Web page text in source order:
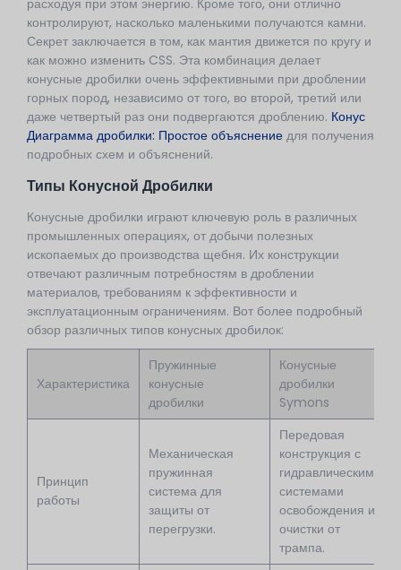
расходуя при этом энергию. Кроме того, они отлично
контролируют, насколько маленькими получаются камни.
Секрет заключается в том, как мантия движется по кругу и
как можно изменить CSS. Эта комбинация делает
конусные дробилки очень эффективными при дроблении
горных пород, независимо от того, во второй, третий или
даже четвертый раз они подвергаются дроблению. Конус
Диаграмма дробилки: Простое объяснение для получения
подробных схем и объяснений.
Типы Конусной Дробилки
Конусные дробилки играют ключевую роль в различных
промышленных операциях, от добычи полезных
ископаемых до производства щебня. Их конструкции
отвечают различным потребностям в дроблении
материалов, требованиям к эффективности и
эксплуатационным ограничениям. Вот более подробный
обзор различных типов конусных дробилок:
Характеристика
Пружинные
конусные
дробилки
Конусные
дробилки
Symons
Принцип
работы
Механическая
пружинная
система для
защиты от
перегрузки.
Передовая
конструкция с
гидравлическими
системами
освобождения и
очистки от
трампа.